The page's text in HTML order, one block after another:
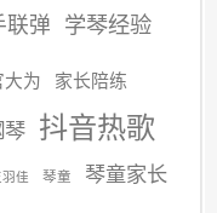
联弹 学琴经验
大为 家长陪练
抖音热歌
羽佳 琴童 琴童家长